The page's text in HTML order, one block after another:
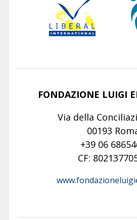
FONDAZIONE LUIGI
Via della
00193
+39 06
CF: